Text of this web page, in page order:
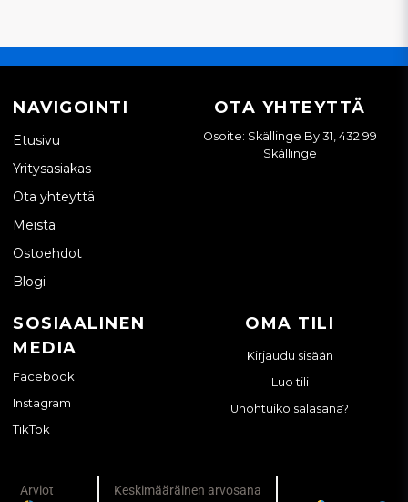
NAVIGOINTI
Etusivu
Yritysasiakas
Ota yhteyttä
Meistä
Ostoehdot
Blogi
OTA YHTEYTTÄ
Osoite: Skällinge By 31, 432 99
Skällinge
SOSIAALINEN
MEDIA
Facebook
Instagram
TikTok
OMA TILI
Kirjaudu sisään
Luo tili
Unohtuiko salasana?